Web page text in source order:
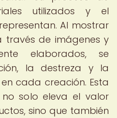
utilizados y el
Al mostrar
de imágenes y
elaborados, se
la destreza y la
cada creación. Esta
no solo eleva el valor
sino que también